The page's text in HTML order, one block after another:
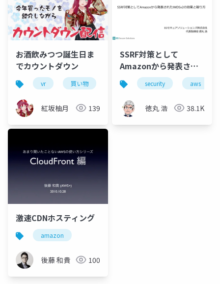
お酒飲みつつ誕生日ま
でカウントダウン
vr 買い物 amazon 沼
紅坂柚月 139
SSRF対策として
Amazonから発表され
たIMDSv2の効果と破り
方
security aws
徳丸 浩 38.1K
激速CDNホスティング
amazon
後藤 和貴 100